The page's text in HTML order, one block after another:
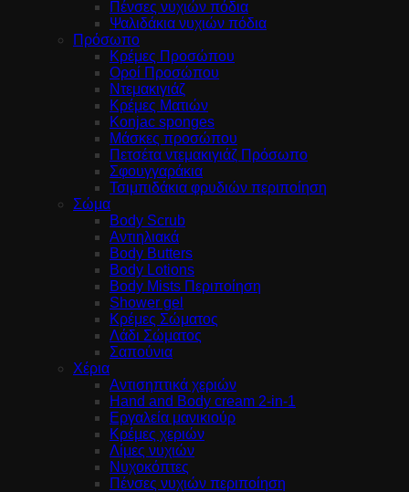
Πένσες νυχιών πόδια
Ψαλιδάκια νυχιών πόδια
Πρόσωπο
Κρέμες Προσώπου
Οροί Προσώπου
Ντεμακιγιάζ
Κρέμες Ματιών
Konjac sponges
Μάσκες προσώπου
Πετσέτα ντεμακιγιάζ Πρόσωπο
Σφουγγαράκια
Τσιμπιδάκια φρυδιών περιποίηση
Σώμα
Body Scrub
Αντιηλιακά
Body Butters
Body Lotions
Body Mists Περιποίηση
Shower gel
Κρέμες Σώματος
Λάδι Σώματος
Σαπούνια
Χέρια
Αντισηπτικά χεριών
Hand and Body cream 2-in-1
Εργαλεία μανικιούρ
Κρέμες χεριών
Λίμες νυχιών
Νυχοκόπτες
Πένσες νυχιών περιποίηση